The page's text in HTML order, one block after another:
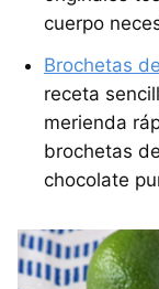
cuerpo
Brochetas
receta
merienda
brochetas
chocolate